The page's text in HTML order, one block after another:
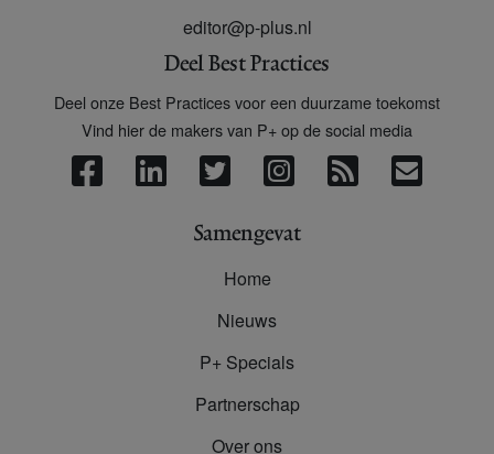
editor@p-plus.nl
Deel Best Practices
Deel onze Best Practices voor een duurzame toekomst
Vind hier de makers van P+ op de social media
Samengevat
Home
Nieuws
P+ Specials
Partnerschap
Over ons